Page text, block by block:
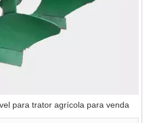
para trator agrícola para venda